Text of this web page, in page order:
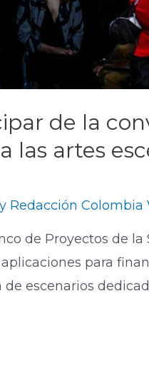
de la
las artes
Redacción Colombia
de Proyectos de la
para
escenarios